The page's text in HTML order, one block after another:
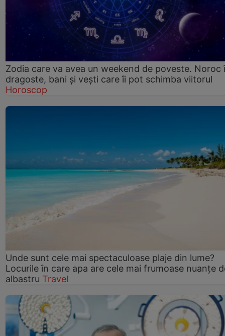
Zodia care va avea un weekend de poveste. Noroc
dragoste, bani și vești care îi pot schimba viitorul
Horoscop
Unde sunt cele mai spectaculoase plaje din lume?
Locurile în care apa are cele mai frumoase nuanțe
albastru Travel